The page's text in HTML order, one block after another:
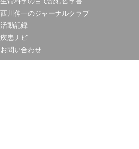
西川伸一のジャーナルクラブ
活動記録
疾患ナビ
お問い合わせ